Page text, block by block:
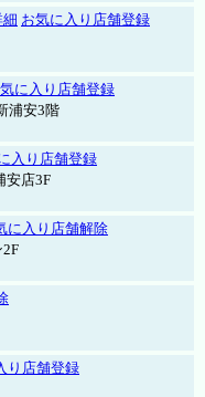
細 お気に入り店舗登録
に入り店舗登録
浦安3階
入り店舗登録
安店3F
に入り店舗解除
り店舗登録